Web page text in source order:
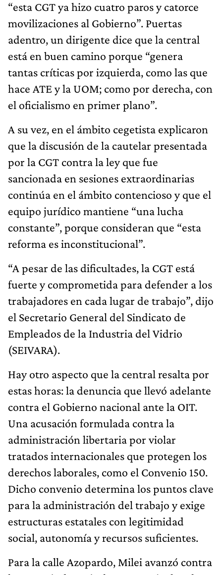
“esta CGT ya hizo cuatro paros y catorce
movilizaciones al Gobierno”. Puertas
adentro, un dirigente dice que la central
está en buen camino porque “genera
tantas críticas por izquierda, como las que
hace ATE y la UOM; como por derecha, con
el oficialismo en primer plano”.
A su vez, en el ámbito cegetista explicaron
que la discusión de la cautelar presentada
por la CGT contra la ley que fue
sancionada en sesiones extraordinarias
continúa en el ámbito contencioso y que el
equipo jurídico mantiene “una lucha
constante”, porque consideran que “esta
reforma es inconstitucional”.
“A pesar de las dificultades, la CGT está
fuerte y comprometida para defender a los
trabajadores en cada lugar de trabajo”, dijo
el Secretario General del Sindicato de
Empleados de la Industria del Vidrio
(SEIVARA).
Hay otro aspecto que la central resalta por
estas horas: la denuncia que llevó adelante
contra el Gobierno nacional ante la OIT.
Una acusación formulada contra la
administración libertaria por violar
tratados internacionales que protegen los
derechos laborales, como el Convenio 150.
Dicho convenio determina los puntos clave
para la administración del trabajo y exige
estructuras estatales con legitimidad
social, autonomía y recursos suficientes.
Para la calle Azopardo, Milei avanzó contra